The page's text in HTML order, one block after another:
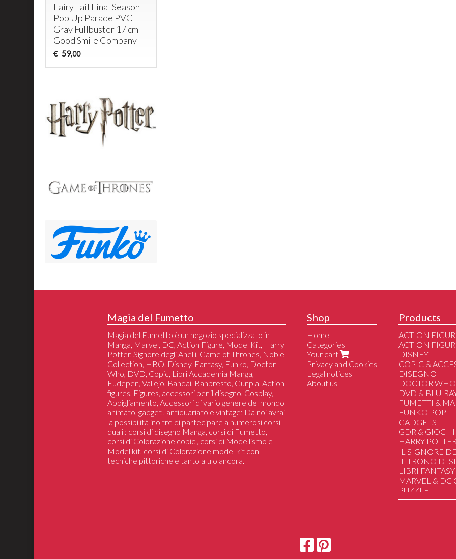
Fairy Tail Final Season
Pop Up Parade PVC
Gray Fullbuster 17 cm
Good Smile Company
€ 59,00
Magia del Fumetto
Magia del Fumetto è un negozio specializzato in
Manga, Marvel, DC, Action Figure, Model Kit, Harry
Potter, Signore degli Anelli, Game of Thrones, Noble
Collection, HBO, Disney, Fantasy, Funko, Doctor
Who, DVD, Copic, Libri Accademia Manga,
Fudepen, Vallejo, Bandai, Banpresto, Gunpla, Action
figures, Figures, accessori per il disegno, Cosplay,
Abbigliamento, Accessori di vario genere del mondo
animato, gadget , antiquariato e vintage; Da noi avrai
la possibilità inoltre di partecipare a numerosi corsi
quali : corsi di disegno Manga, corsi di Fumetto,
corsi di Colorazione copic , corsi di Modellismo e
Model kit, corsi di Colorazione model kit con
tecniche pittoriche e tanto altro ancora.
Shop
Home
Categories
Your cart
Privacy and Cookies
Legal notices
About us
Products
ACTION
ACTION
DISNEY
COPIC &
DISEGNO
DOCTOR WHO
DVD & BLU-
FUMETTI &
FUNKO POP
GADGETS
GDR &
HARRY POTTER
Animali
Bacchette
Creature
Gadgets
Giochi Da tavolo
Libri
IL SIGNORE
IL TRONO DI
LIBRI FANTASY
MARVEL & DC
PUZZLE
SAILOR MOON